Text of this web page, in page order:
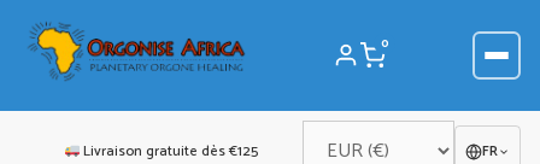
contenu
0
Livraison gratuite dès €125 FR